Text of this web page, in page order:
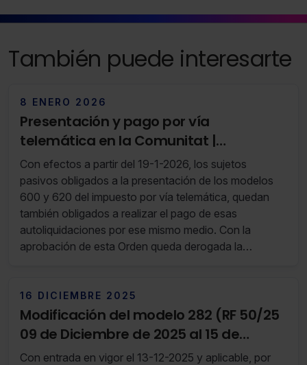
Saber más acerca de las cookies
También puede interesarte
8 ENERO 2026
Presentación y pago por vía
telemática en la Comunitat |
Actualización diciembre-enero 2026
(RF 01/26) (ed. 2)
Con efectos a partir del 19-1-2026, los sujetos
pasivos obligados a la presentación de los modelos
600 y 620 del impuesto por vía telemática, quedan
también obligados a realizar el pago de esas
autoliquidaciones por ese mismo medio. Con la
aprobación de esta Orden queda derogada la
16 DICIEMBRE 2025
Modificación del modelo 282 (RF 50/25
09 de Diciembre de 2025 al 15 de
Diciembre de 2025)
Con entrada en vigor el 13-12-2025 y aplicable, por